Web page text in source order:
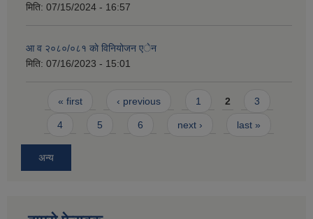
मिति: 07/15/2024 - 16:57
आ व २०८०/०८१ काे विनियोजन एेन
मिति: 07/16/2023 - 15:01
Pages
« first ‹ previous 1 2 3
4 5 6 next › last »
अन्य